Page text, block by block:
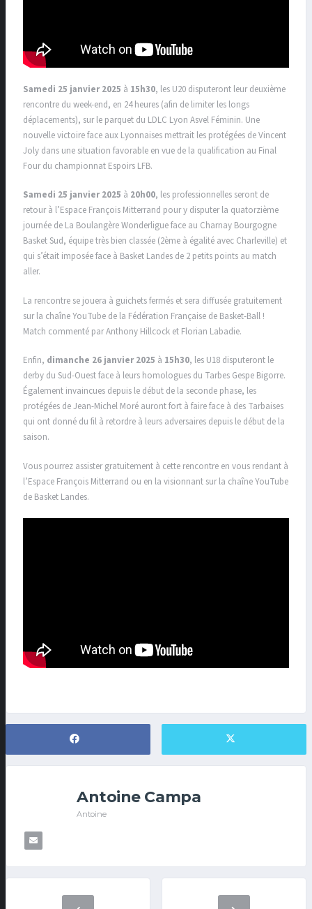
Samedi 25 janvier 2025 à 15h30, les U20 disputeront leur deuxième
rencontre du week-end, en 24 heures (afin de limiter les longs
déplacements), sur le parquet du LDLC Lyon Asvel Féminin. Une
nouvelle victoire face aux Lyonnaises mettrait les protégées de Vincent
Joly dans une situation favorable en vue de la qualification au Final
Four du championnat Espoirs LFB.
Samedi 25 janvier 2025 à 20h00, les professionnelles seront de
retour à l’Espace François Mitterrand pour y disputer la quatorzième
journée de La Boulangère Wonderligue face au Charnay Bourgogne
Basket Sud, équipe très bien classée (2ème à égalité avec Charleville) et
qui s’était imposée face à Basket Landes de 2 petits points au match
aller.
La rencontre se jouera à guichets fermés et sera diffusée gratuitement
sur la chaîne YouTube de la Fédération Française de Basket-Ball !
Match commenté par Anthony Hillcock et Florian Labadie.
Enfin, dimanche 26 janvier 2025 à 15h30, les U18 disputeront le
derby du Sud-Ouest face à leurs homologues du Tarbes Gespe Bigorre.
Également invaincues depuis le début de la seconde phase, les
protégées de Jean-Michel Moré auront fort à faire face à des Tarbaises
qui ont donné du fil à retordre à leurs adversaires depuis le début de la
saison.
Vous pourrez assister gratuitement à cette rencontre en vous rendant à
l’Espace François Mitterrand ou en la visionnant sur la chaîne YouTube
de Basket Landes.
Antoine Campa
Antoine